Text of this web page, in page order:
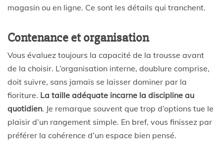
magasin ou en ligne. Ce sont les détails qui tranchent.
Contenance et organisation
Vous évaluez toujours la capacité de la trousse avant
de la choisir. L’organisation interne, doublure comprise,
doit suivre, sans jamais se laisser dominer par la
fioriture. La taille adéquate incarne la discipline au
quotidien. Je remarque souvent que trop d’options tue le
plaisir d’un rangement simple. En bref, vous finissez par
préférer la cohérence d’un espace bien pensé.